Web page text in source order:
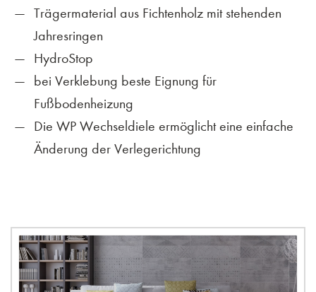
Trägermaterial aus Fichtenholz mit stehenden
Jahresringen
HydroStop
bei Verklebung beste Eignung für
Fußbodenheizung
Die WP Wechseldiele ermöglicht eine einfache
Änderung der Verlegerichtung